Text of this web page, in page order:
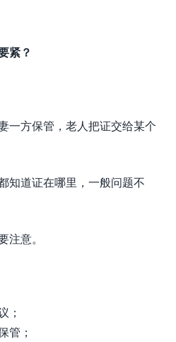
紧？
一方保管，老人把证交给某个
知道证在哪里，一般问题不
意。
；
管；